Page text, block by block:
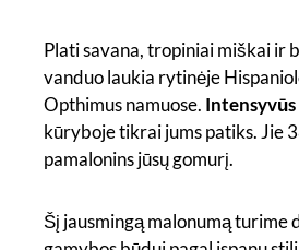
Plati savana, tropiniai miškai ir
vanduo laukia rytinėje
Opthimus namuose. Intensyvūs
kūryboje tikrai jums patiks. Jie
pamalonins jūsų gomurį.
Šį jausmingą malonumą turime